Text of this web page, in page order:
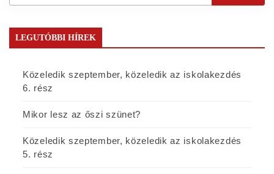
LEGUTÓBBI HÍREK
Közeledik szeptember, közeledik az iskolakezdés
6. rész
Mikor lesz az őszi szünet?
Közeledik szeptember, közeledik az iskolakezdés
5. rész